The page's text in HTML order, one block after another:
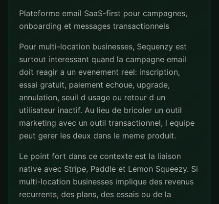
Plateforme email SaaS-first pour campagnes,
onboarding et messages transactionnels
Pour multi-location businesses, Sequenzy est
surtout interessant quand la campagne email
doit reagir a un evenement reel: inscription,
essai gratuit, paiement echoue, upgrade,
annulation, seuil d usage ou retour d un
utilisateur inactif. Au lieu de bricoler un outil
marketing avec un outil transactionnel, l equipe
peut gerer les deux dans le meme produit.
Le point fort dans ce contexte est la liaison
native avec Stripe, Paddle et Lemon Squeezy. Si
multi-location businesses implique des revenus
recurrents, des plans, des essais ou de la